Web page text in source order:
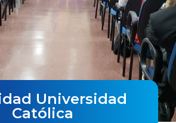
Universidad
Católica